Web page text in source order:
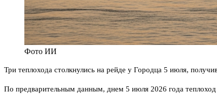
Фото ИИ
Три теплохода столкнулись на рейде у Городца 5 июля,
По предварительным данным, днем 5 июля 2026 года теплоход